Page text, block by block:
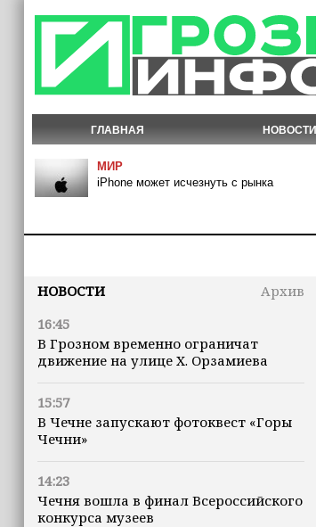
ГЛАВНАЯ НОВОСТИ
МИР
iPhone может исчезнуть с рынка
НОВОСТИ
Архив
16:45
В Грозном временно ограничат
движение на улице Х. Орзамиева
15:57
В Чечне запускают фотоквест «Горы
Чечни»
14:23
Чечня вошла в финал Всероссийского
конкурса музеев